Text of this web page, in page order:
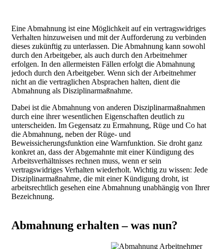
Eine Abmahnung ist eine Möglichkeit auf ein vertragswidriges
Verhalten hinzuweisen und mit der Aufforderung zu verbinden
dieses zukünftig zu unterlassen. Die Abmahnung kann sowohl
durch den Arbeitgeber, als auch durch den Arbeitnehmer
erfolgen. In den allermeisten Fällen erfolgt die Abmahnung
jedoch durch den Arbeitgeber. Wenn sich der Arbeitnehmer
nicht an die vertraglichen Absprachen halten, dient die
Abmahnung als Disziplinarmaßnahme.
Dabei ist die Abmahnung von anderen Disziplinarmaßnahmen
durch eine ihrer wesentlichen Eigenschaften deutlich zu
unterscheiden. Im Gegensatz zu Ermahnung, Rüge und Co hat
die Abmahnung, neben der Rüge- und
Beweissicherungsfunktion eine Warnfunktion. Sie droht ganz
konkret an, dass der Abgemahnte mit einer Kündigung des
Arbeitsverhältnisses rechnen muss, wenn er sein
vertragswidriges Verhalten wiederholt. Wichtig zu wissen: Jede
Disziplinarmaßnahme, die mit einer Kündigung droht, ist
arbeitsrechtlich gesehen eine Abmahnung unabhängig von Ihrer
Bezeichnung.
Abmahnung erhalten – was nun?